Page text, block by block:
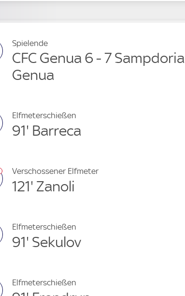
Spielende
CFC Genua 6 - 7 Sampdoria
Genua
Elfmeterschießen
91' Barreca
Verschossener Elfmeter
121' Zanoli
Elfmeterschießen
91' Sekulov
Elfmeterschießen